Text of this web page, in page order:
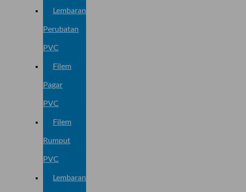
Lembaran
Perubatan
PVC
Filem
Pagar
PVC
Filem
Rumput
PVC
Lembaran